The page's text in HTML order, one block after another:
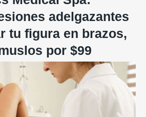
adelgazantes
tu figura en brazos,
por $99